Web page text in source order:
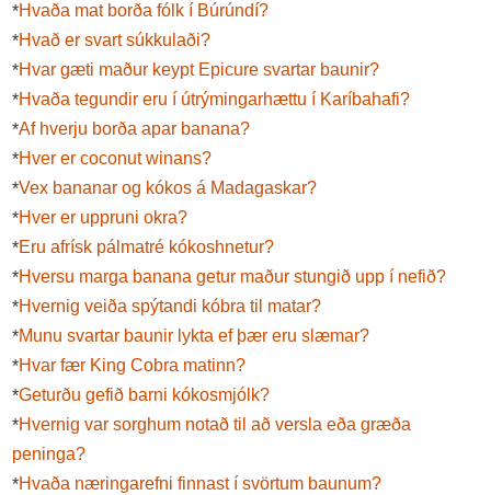
*Hvaða mat borða fólk í Búrúndí?
*Hvað er svart súkkulaði?
*Hvar gæti maður keypt Epicure svartar baunir?
*Hvaða tegundir eru í útrýmingarhættu í Karíbahafi?
*Af hverju borða apar banana?
*Hver er coconut winans?
*Vex bananar og kókos á Madagaskar?
*Hver er uppruni okra?
*Eru afrísk pálmatré kókoshnetur?
*Hversu marga banana getur maður stungið upp í nefið?
*Hvernig veiða spýtandi kóbra til matar?
*Munu svartar baunir lykta ef þær eru slæmar?
*Hvar fær King Cobra matinn?
*Geturðu gefið barni kókosmjólk?
*Hvernig var sorghum notað til að versla eða græða
peninga?
*Hvaða næringarefni finnast í svörtum baunum?